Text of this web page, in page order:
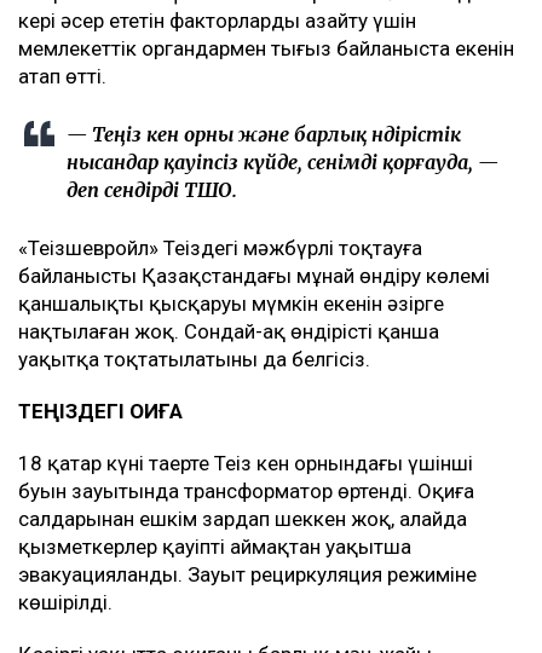
энергиясын тарату жүйесінің кейбір
бөліктеріне әсер еткен жағдайға байланысты
қабылданды. Зардап шеккендер жоқ, ал
ең жоғары басымдық болып қала береді.
ТШО-ның техникалық қызметтері
оқиғаның бастапқы себебін анықтау
— деп мәлімдеді «Теңізшевройл» өкілдері.
Компания өкілдері оқиғаның салдарын мүмкіндігінше
тезірек жоюға күш салып жатқанын және жағдайға
кері әсер ететін факторларды азайту үшін
атап өтті.
— Теңіз кен орны және барлық өндірістік
нысандар қауіпсіз күйде, сенімді қорғауда, —
деп сендірді ТШО.
«Теңізшевройл» Теңіздегі мәжбүрлі тоқтауға
байланысты Қазақстандағы мұнай өндіру көлемі